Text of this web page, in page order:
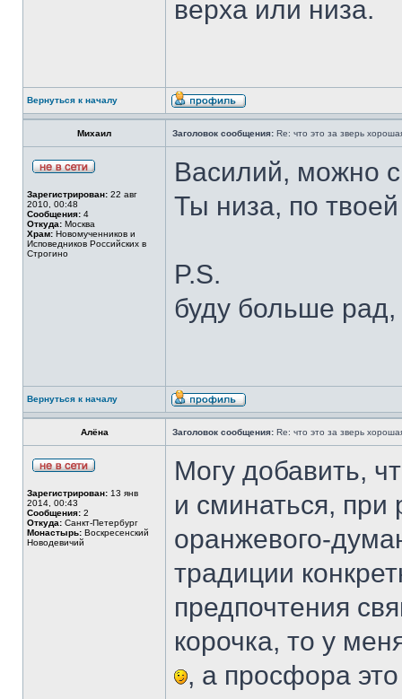
верха или низа.
Вернуться к началу
Михаил Заголовок сообщения: Re: что это за зверь
Зарегистрирован: 22 авг
2010, 00:48
Сообщения: 4
Откуда: Москва
Храм: Новомученников и
Исповедников Российских в
Строгино
Василий, можно
Ты низа, по
P.S.
буду больше рад,
Вернуться к началу
Алёна Заголовок сообщения: Re: что это за зверь
Зарегистрирован: 13 янв
2014, 00:43
Сообщения: 2
Откуда: Санкт-Петербург
Монастырь: Воскресенский
Новодевичий
Могу добавить,
и сминаться, при
оранжевого-
традиции
предпочтения
корочка, то у
, а просфора